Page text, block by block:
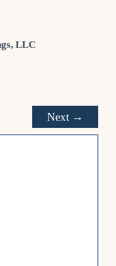
LLC
Next →